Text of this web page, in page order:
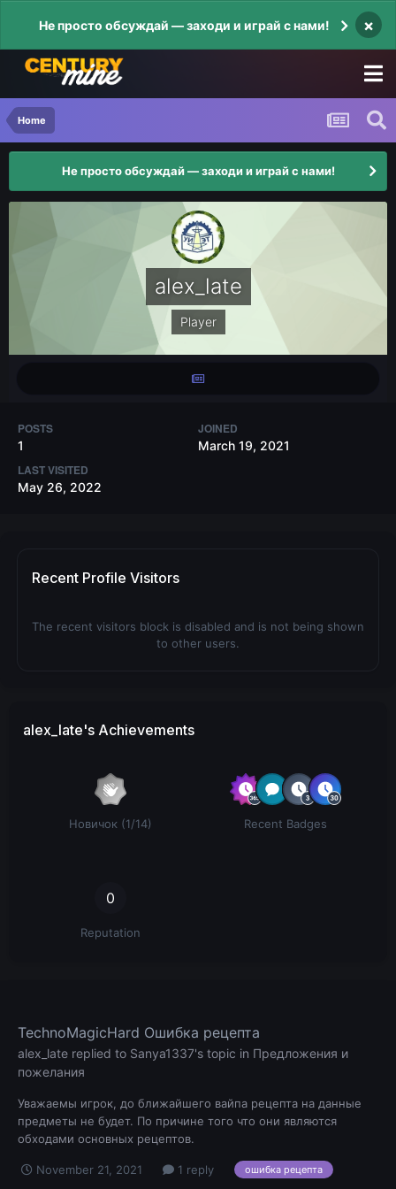
Не просто обсуждай — заходи и играй с нами! ×
Home
Не просто обсуждай — заходи и играй с нами!
alex_late
Player
POSTS
1
JOINED
March 19, 2021
LAST VISITED
May 26, 2022
Recent Profile Visitors
The recent visitors block is disabled and is not being shown
to other users.
alex_late's Achievements
Новичок (1/14) Recent Badges
0
Reputation
TechnoMagicHard Ошибка рецепта
alex_late replied to Sanya1337's topic in Предложения и
пожелания
Уважаемы игрок, до ближайшего вайпа рецепта на данные
предметы не будет. По причине того что они являются
обходами основных рецептов.
November 21, 2021 1 reply ошибка рецепта